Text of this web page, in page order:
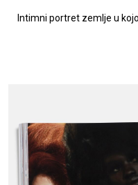
Intimni portret zemlje u